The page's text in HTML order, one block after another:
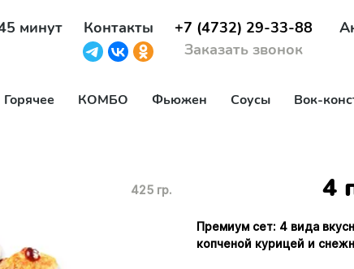
минут Контакты
+7 (4732) 29-33-88
Заказать звонок
Горячее КОМБО Фьюжен Соусы Вок-
425 гр. 4
Премиум сет: 4 вида
копченой курицей и